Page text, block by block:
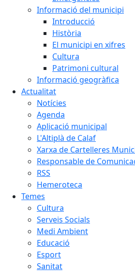
Informació del municipi
Introducció
Història
El municipi en xifres
Cultura
Patrimoni cultural
Informació geogràfica
Actualitat
Notícies
Agenda
Aplicació municipal
L'Altiplà de Calaf
Xarxa de Cartelleres
Responsable de
RSS
Hemeroteca
Temes
Cultura
Serveis Socials
Medi Ambient
Educació
Esport
Sanitat